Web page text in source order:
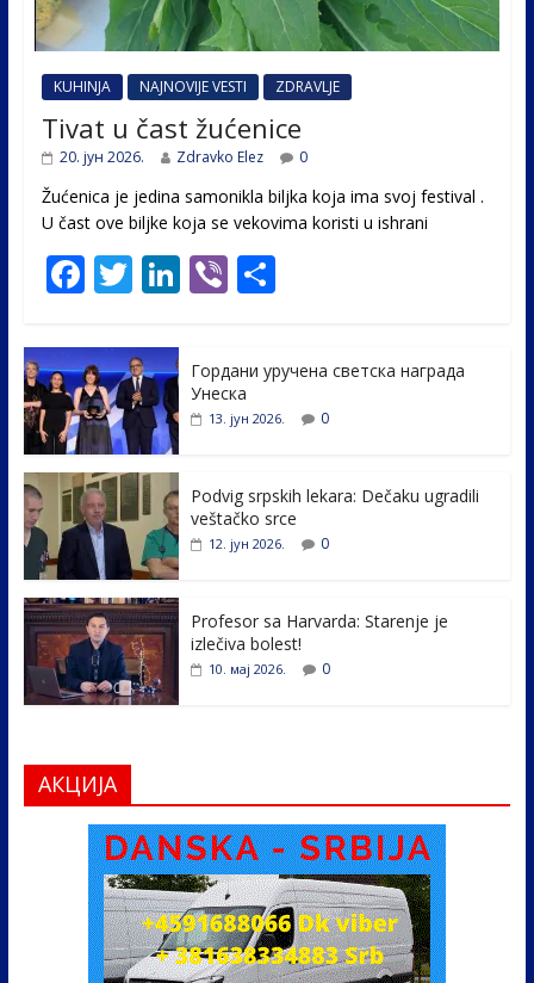
KUHINJA NAJNOVIJE VESTI ZDRAVLJE
Tivat u čast žućenice
20. јун 2026. Zdravko Elez 0
Žućenica je jedina samonikla biljka koja ima svoj festival .
U čast ovе biljke koja se vekovima koristi u ishrani
F
e
b
o
o
k
T
itt
er
Li
e
dI
Vi S
e
Гордани уручена светска награда
Унеска
13. јун 2026. 0
Podvig srpskih lekara: Dečaku ugradili
veštačko srce
12. јун 2026. 0
Profesor sa Harvarda: Starenje je
izlečiva bolest!
10. мај 2026. 0
АКЦИЈА